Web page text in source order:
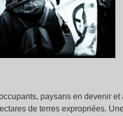
paysans en devenir
de terres expropriées.